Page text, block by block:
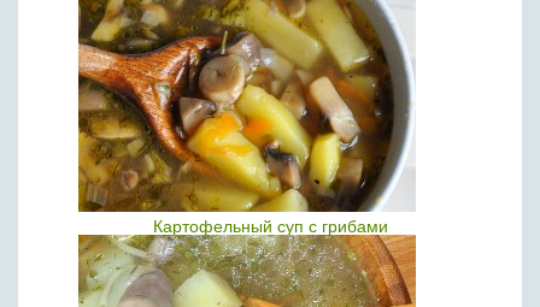
Картофельный суп с грибами